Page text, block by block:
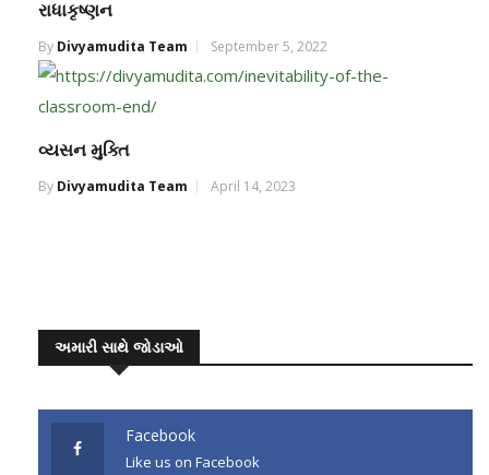
રાધાકૃષ્ણન
By Divyamudita Team September 5, 2022
વ્યસન મુક્તિ
By Divyamudita Team April 14, 2023
અમારી સાથે જોડાઓ
Facebook
Like us on Facebook